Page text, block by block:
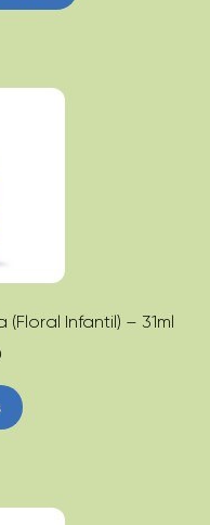
Infantil) – 31ml